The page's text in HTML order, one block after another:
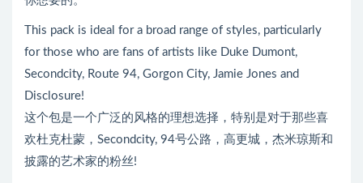
This pack is ideal for a broad range of styles, particularly
for those who are fans of artists like Duke Dumont,
Secondcity, Route 94, Gorgon City, Jamie Jones and
Disclosure!
这个包是一个广泛的风格的理想选择，特别是对于那些喜
欢杜克杜蒙，Secondcity, 94号公路，高更城，杰米琼斯和
披露的艺术家的粉丝!